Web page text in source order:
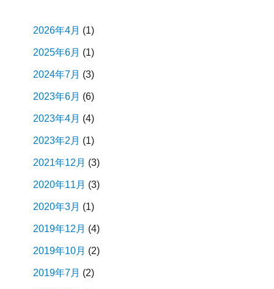
2026年4月 (1)
2025年6月 (1)
2024年7月 (3)
2023年6月 (6)
2023年4月 (4)
2023年2月 (1)
2021年12月 (3)
2020年11月 (3)
2020年3月 (1)
2019年12月 (4)
2019年10月 (2)
2019年7月 (2)